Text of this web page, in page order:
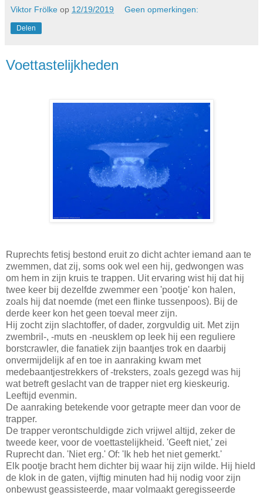
Viktor Frölke op 12/19/2019 Geen opmerkingen:
Delen
Voettastelijkheden
Ruprechts fetisj bestond eruit zo dicht achter iemand aan te
zwemmen, dat zij, soms ook wel een hij, gedwongen was
om hem in zijn kruis te trappen. Uit ervaring wist hij dat hij
twee keer bij dezelfde zwemmer een 'pootje' kon halen,
zoals hij dat noemde (met een flinke tussenpoos). Bij de
derde keer kon het geen toeval meer zijn.
Hij zocht zijn slachtoffer, of dader, zorgvuldig uit. Met zijn
zwembril-, -muts en -neusklem op leek hij een reguliere
borstcrawler, die fanatiek zijn baantjes trok en daarbij
onvermijdelijk af en toe in aanraking kwam met
medebaantjestrekkers of -treksters, zoals gezegd was hij
wat betreft geslacht van de trapper niet erg kieskeurig.
Leeftijd evenmin.
De aanraking betekende voor getrapte meer dan voor de
trapper.
De trapper verontschuldigde zich vrijwel altijd, zeker de
tweede keer, voor de voettastelijkheid. 'Geeft niet,' zei
Ruprecht dan. 'Niet erg.' Of: 'Ik heb het niet gemerkt.'
Elk pootje bracht hem dichter bij waar hij zijn wilde. Hij hield
de klok in de gaten, vijftig minuten had hij nodig voor zijn
onbewust geassisteerde, maar volmaakt geregisseerde